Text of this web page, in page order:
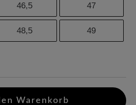
46,5 47
48,5 49
Warenkorb